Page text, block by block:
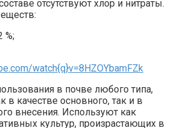
отсутствуют хлор и нитраты.
%;
watch{q}v=8HZOYbamFZk
в почве любого типа,
в качестве основного, так и в
внесения. Используют как
культур, произрастающих в